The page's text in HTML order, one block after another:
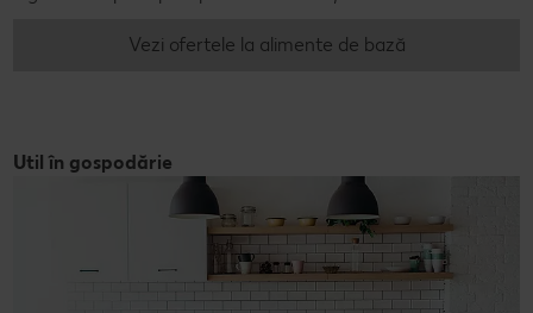
Vezi ofertele la alimente de bază
Util în gospodărie